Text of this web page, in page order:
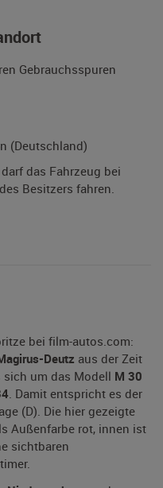
Gebrauchsspuren
(Deutschland)
das Fahrzeug bei
Besitzers fahren.
bei film-autos.com:
Deutz aus der Zeit
sich um das Modell M 30
. Damit entspricht es der
(D). Die hier gezeigte
Außenfarbe rot, innen ist
sichtbaren